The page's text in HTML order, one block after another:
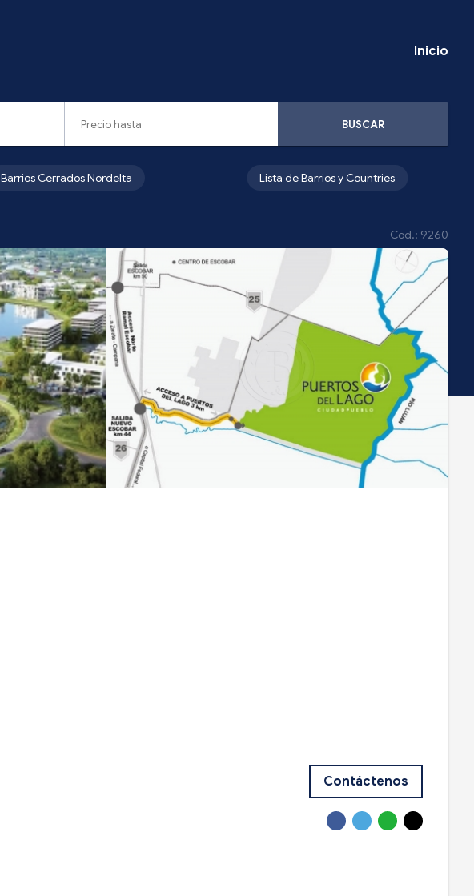
Inicio
BUSCAR
Barrios Cerrados Nordelta Lista de Barrios y Countries
Cód.: 9260
Contáctenos